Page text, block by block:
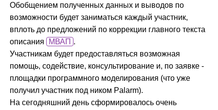
Обобщением полученных данных и выводов по
возможности будет заниматься каждый участник,
вплоть до предложений по коррекции главного текста
описания МВАП.
Участникам будет предоставляться возможная
помощь, содействие, консультирование и, по заявке -
площадки программного моделирования (что уже
получил участник под ником Palarm).
На сегодняшний день сформировалось очень